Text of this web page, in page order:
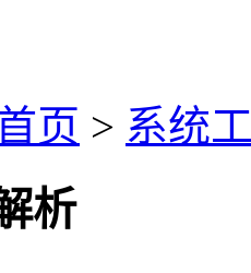
页 > 系统
析